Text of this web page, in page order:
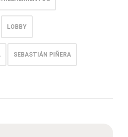
LOBBY
SEBASTIÁN PIÑERA